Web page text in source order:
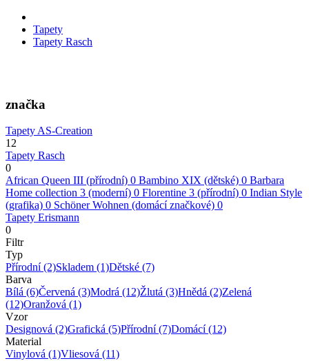
Tapety
Tapety Rasch
značka
Tapety AS-Creation
12
Tapety Rasch
0
African Queen III (přírodní) 0 Bambino XIX (dětské) 0 Barbara
Home collection 3 (moderní) 0 Florentine 3 (přírodní) 0 Indian Style
(grafika) 0 Schöner Wohnen (domácí značkové) 0
Tapety Erismann
0
Filtr
Typ
Přírodní(2)Skladem (1)Dětské (7)
Barva
Bílá (6)Červená (3)Modrá (12)Žlutá (3)Hnědá (2)Zelená
(12)Oranžová (1)
Vzor
Designová (2)Grafická (5)Přírodní(7)Domácí(12)
Material
Vinylová (1)Vliesová (11)